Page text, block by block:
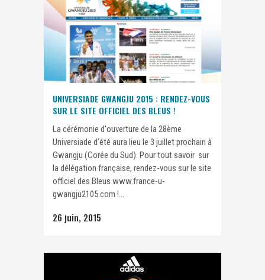
UNIVERSIADE GWANGJU 2015 : RENDEZ-VOUS
SUR LE SITE OFFICIEL DES BLEUS !
La cérémonie d'ouverture de la 28ème
Universiade d'été aura lieu le 3 juillet prochain à
Gwangju (Corée du Sud). Pour tout savoir sur
la délégation française, rendez-vous sur le site
officiel des Bleus www.france-u-
gwangju2105.com !...
26 juin, 2015